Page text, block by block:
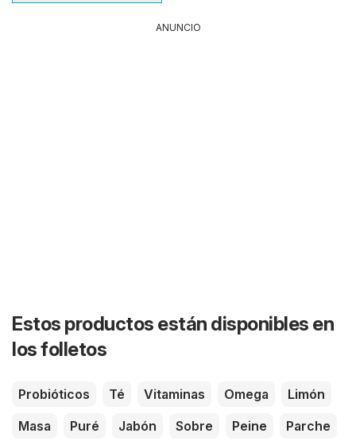
ANUNCIO
Estos productos están disponibles en
los folletos
Probióticos Té Vitaminas Omega
Limón
Masa
Puré Jabón Sobre Peine Parche